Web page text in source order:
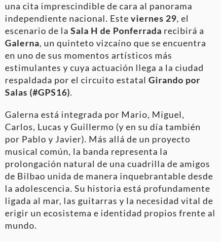
una cita imprescindible de cara al panorama
independiente nacional. Este viernes 29, el
escenario de la Sala H de Ponferrada recibirá a
Galerna, un quinteto vizcaíno que se encuentra
en uno de sus momentos artísticos más
estimulantes y cuya actuación llega a la ciudad
respaldada por el circuito estatal Girando por
Salas (#GPS16).
Galerna está integrada por Mario, Miguel,
Carlos, Lucas y Guillermo (y en su día también
por Pablo y Javier). Más allá de un proyecto
musical común, la banda representa la
prolongación natural de una cuadrilla de amigos
de Bilbao unida de manera inquebrantable desde
la adolescencia. Su historia está profundamente
ligada al mar, las guitarras y la necesidad vital de
erigir un ecosistema e identidad propios frente al
mundo.